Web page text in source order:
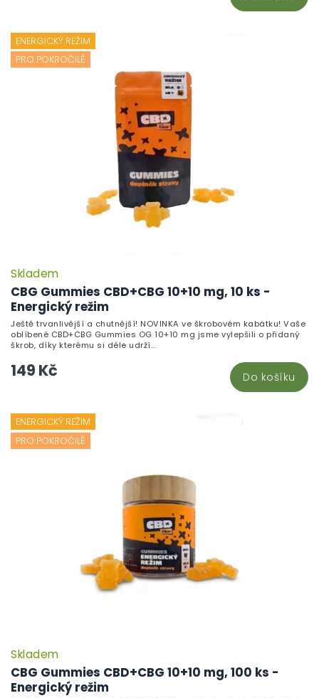
ENERGICKÝ REŽIM
PRO POKROČILÉ
CBG Gummies CBD+CBG 10+10 mg, 10 ks -
Energický režim
Skladem
149 Kč Do košíku
Ještě trvanlivější a chutnější! NOVINKA ve škrobovém kabátku! Vaše
oblíbené CBD+CBG Gummies OG 10+10 mg jsme vylepšili o přidaný
škrob, díky kterému si déle udrží...
ENERGICKÝ REŽIM
PRO POKROČILÉ
CBG Gummies CBD+CBG 10+10 mg, 100 ks -
Energický režim
Skladem